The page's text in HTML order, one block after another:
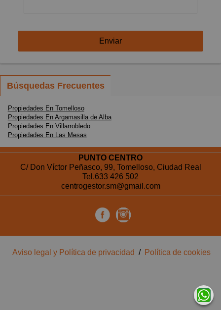
Enviar
Búsquedas Frecuentes
Propiedades En Tomelloso
Propiedades En Argamasilla de Alba
Propiedades En Villarrobledo
Propiedades En Las Mesas
PUNTO CENTRO
C/ Don Víctor Peñasco, 99, Tomelloso, Ciudad Real
Tel.633 426 502
centrogestor.sm@gmail.com
Aviso legal y Política de privacidad / Política de cookies